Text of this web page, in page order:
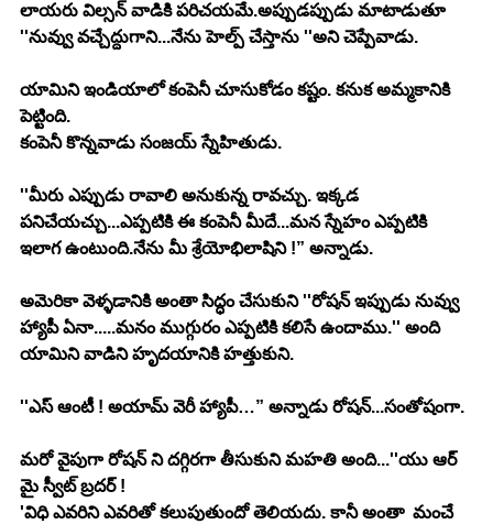
లాయరు విల్సన్ వాడికి పరిచయమే.అప్పుడప్పుడు మాటాడుతూ
''నువ్వు వచ్చేద్దుగాని...నేను హెల్ప్ చేస్తాను ''అని చెప్పేవాడు.
యామిని ఇండియాలో కంపెనీ చూసుకోడం కష్టం. కనుక అమ్మకానికి
పెట్టింది.
కంపెనీ కొన్నవాడు సంజయ్ స్నేహితుడు.
''మీరు ఎప్పుడు రావాలి అనుకున్న రావచ్చు. ఇక్కడ
పనిచేయచ్చు...ఎప్పటికి ఈ కంపెనీ మీదే...మన స్నేహం ఎప్పటికి
ఇలాగ ఉంటుంది.నేను మీ శ్రేయోభిలాషిని !” అన్నాడు.
అమెరికా వెళ్ళడానికి అంతా సిద్ధం చేసుకుని ''రోషన్ ఇప్పుడు నువ్వు
హ్యాపీ ఏనా.....మనం ముగ్గురం ఎప్పటికి కలిసే ఉందాము.'' అంది
యామిని వాడిని హృదయానికి హత్తుకుని.
''ఎస్ ఆంటీ ! అయామ్ వెరీ హ్యాపీ…” అన్నాడు రోషన్...సంతోషంగా.
మరో వైపుగా రోషన్ ని దగ్గిరగా తీసుకుని మహతి అంది...''యు ఆర్
మై స్వీట్ బ్రదర్ !
'విధి ఎవరిని ఎవరితో కలుపుతుందో తెలియదు. కానీ అంతా  మంచే